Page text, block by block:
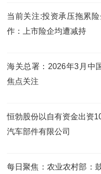
当前关注:投资承压拖累
作：上市险企均遭减持
海关总署：2026年3月中
焦点关注
恒勃股份以自有资金出资
汽车部件有限公司
每日聚焦：农业农村部：